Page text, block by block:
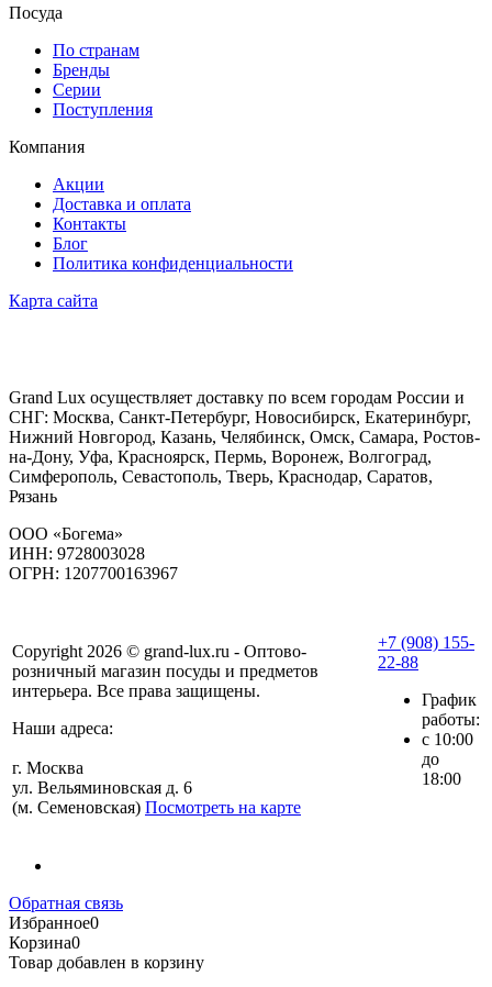
Посуда
По странам
Бренды
Серии
Поступления
Компания
Акции
Доставка и оплата
Контакты
Блог
Политика конфиденциальности
Карта сайта
Grand Lux осуществляет доставку по всем городам России и
СНГ: Москва, Санкт-Петербург, Новосибирск, Екатеринбург,
Нижний Новгород, Казань, Челябинск, Омск, Самара, Ростов-
на-Дону, Уфа, Красноярск, Пермь, Воронеж, Волгоград,
Симферополь, Севастополь, Тверь, Краснодар, Саратов,
Рязань
ООО «Богема»
ИНН: 9728003028
ОГРН: 1207700163967
Copyright 2026 © grand-lux.ru - Оптово-
розничный магазин посуды и предметов
интерьера. Все права защищены.
Наши адреса:
г. Москва
ул. Вельяминовская д. 6
(м. Семеновская) Посмотреть на карте
+7 (908) 155-
22-88
График
работы:
с 10:00
до
18:00
Обратная связь
Избранное0
Корзина0
Товар добавлен в корзину